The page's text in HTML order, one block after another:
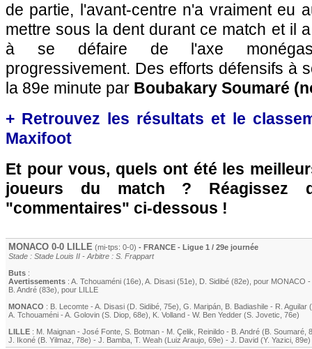
de partie, l'avant-centre n'a vraiment eu
mettre sous la dent durant ce match et il
à se défaire de l'axe
progressivement. Des efforts défensifs à
la 89e minute par Boubakary Soumaré
+ Retrouvez les résultats et le
Maxifoot
Et pour vous, quels ont été les
joueurs du match ? Réagissez
"commentaires" ci-dessous !
MONACO 0-0 LILLE (mi-tps: 0-0) - FRANCE - Ligue 1 / 29e journée
Stade : Stade Louis II - Arbitre : S. Frappart
Buts :
Avertissements : A. Tchouaméni (16e) A. Disasi (51e) D. Sidibé (82e) , pour MONACO -
B. André (83e) , pour LILLE
MONACO : B. Lecomte - A. Disasi (D. Sidibé , 75e) G. Maripán B. Badiashile - R. Aguilar (
A. Tchouaméni - A. Golovin (S. Diop , 68e) K. Volland - W. Ben Yedder (S. Jovetic , 76e)
LILLE : M. Maignan - José Fonte S. Botman - M. Çelik Reinildo - B. André (B. Soumaré ,
J. Ikoné (B. Yilmaz , 78e) - J. Bamba T. Weah (Luiz Araujo , 69e) - J. David (Y. Yazici , 89e)